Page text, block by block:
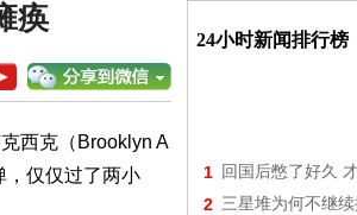
痪
西克（Brooklyn A
，仅仅过了两小
24小时新闻排行榜
1 回国后憋了好久
2 三星堆为何不继